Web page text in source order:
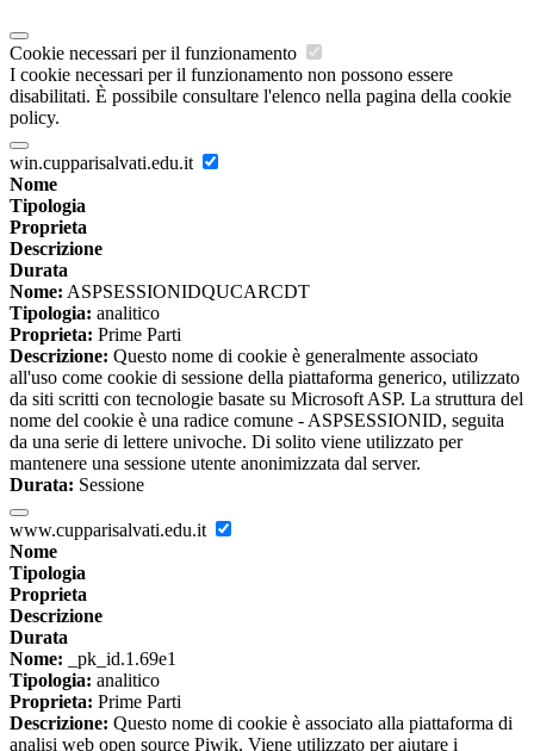
Cookie necessari per il funzionamento
I cookie necessari per il funzionamento non possono essere
disabilitati. È possibile consultare l'elenco nella pagina della cookie
policy.
win.cupparisalvati.edu.it
Nome
Tipologia
Proprieta
Descrizione
Durata
Nome: ASPSESSIONIDQUCARCDT
Tipologia: analitico
Proprieta: Prime Parti
Descrizione: Questo nome di cookie è generalmente associato
all'uso come cookie di sessione della piattaforma generico, utilizzato
da siti scritti con tecnologie basate su Microsoft ASP. La struttura del
nome del cookie è una radice comune - ASPSESSIONID, seguita
da una serie di lettere univoche. Di solito viene utilizzato per
mantenere una sessione utente anonimizzata dal server.
Durata: Sessione
www.cupparisalvati.edu.it
Nome
Tipologia
Proprieta
Descrizione
Durata
Nome: _pk_id.1.69e1
Tipologia: analitico
Proprieta: Prime Parti
Descrizione: Questo nome di cookie è associato alla piattaforma di
analisi web open source Piwik. Viene utilizzato per aiutare i